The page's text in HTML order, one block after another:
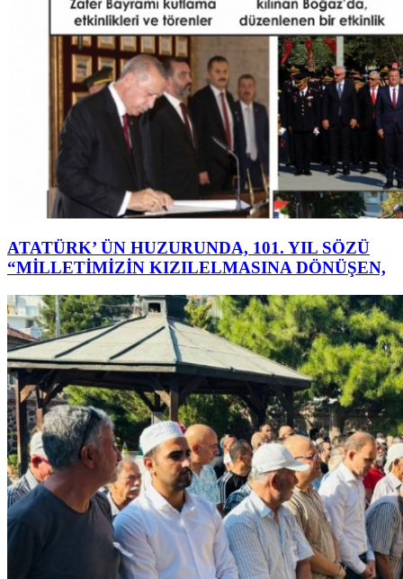
ATATÜRK’ ÜN HUZURUNDA, 101. YIL SÖZÜ
“MİLLETİMİZİN KIZILELMASINA DÖNÜŞEN,